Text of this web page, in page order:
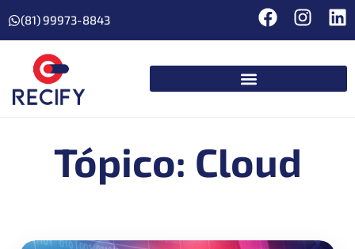
(81) 99973-8843
Tópico: Cloud